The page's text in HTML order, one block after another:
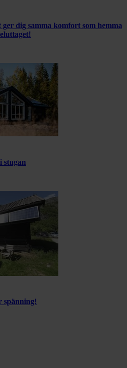
dig samma komfort som hemma
stugan
spänning!